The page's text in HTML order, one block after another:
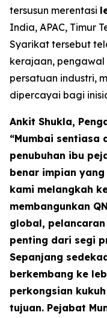
tersusun merentasi
India, APAC, Timur
Syarikat tersebut
kerajaan,
persatuan industri,
dipercayai bagi
Ankit Shukla,
“Mumbai sentiasa
penubuhan ibu
benar impian
kami melangkah
membangunkan
global,
penting dari segi
Sepanjang
berkembang ke
perkongsian
tujuan. Pejabat